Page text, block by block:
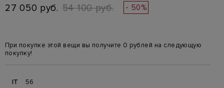
27 050 руб. 54 100 руб. - 50%
При покупке этой вещи вы получите 0 рублей на следующую
покупку!
IT 56